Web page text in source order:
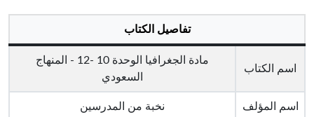
تفاصيل الكتاب
اسم الكتاب
مادة الجغرافيا الوحدة 10 -12 - المنهاج
السعودي
اسم المؤلف نخبة من المدرسين